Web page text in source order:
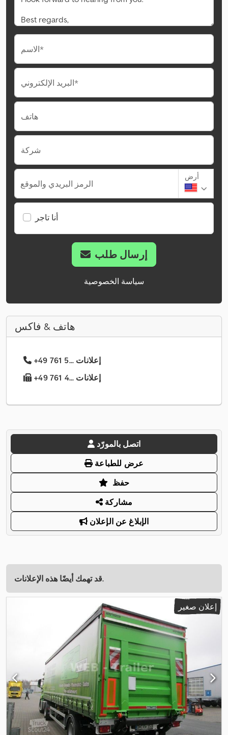
الاسم*
البريد الإلكتروني*
هاتف
شركة
الرمز البريدي والموقع
أرض
أنا تاجر
إرسال طلب
سياسة الخصوصية
هاتف & فاكس
+49 761 5... إعلانات
+49 761 4... إعلانات
اتصل بالمورّد
عرض للطباعة
حفظ
مشاركة
الإبلاغ عن الإعلان
قد تهمك أيضًا هذه الإعلانات.
إعلان صغير